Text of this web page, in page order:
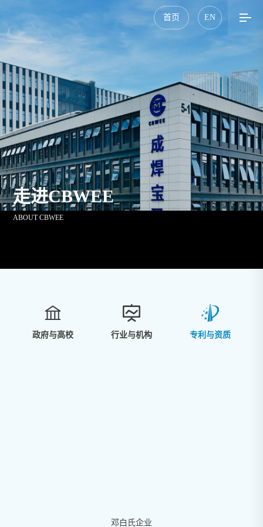
首页 EN
走进CBWEE
ABOUT CBWEE

政府与高校

行业与机构

专利与资质
邓白氏企业